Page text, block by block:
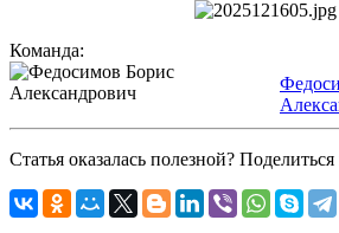
Команда:
Статья оказалась полезной? Поделиться